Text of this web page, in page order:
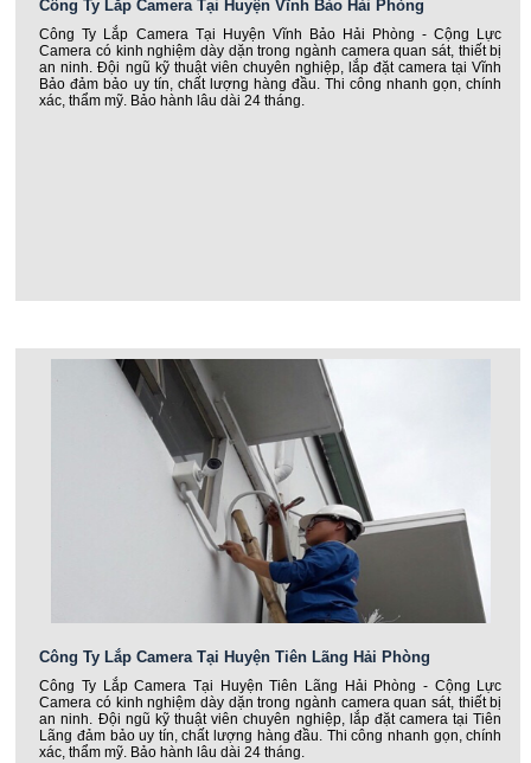
Công Ty Lắp Camera Tại Huyện Vĩnh Bảo Hải Phòng
Công Ty Lắp Camera Tại Huyện Vĩnh Bảo Hải Phòng - Cộng Lực
Camera có kinh nghiệm dày dặn trong ngành camera quan sát, thiết bị
an ninh. Đội ngũ kỹ thuật viên chuyên nghiệp, lắp đặt camera tại Vĩnh
Bảo đảm bảo uy tín, chất lượng hàng đầu. Thi công nhanh gọn, chính
xác, thẩm mỹ. Bảo hành lâu dài 24 tháng.
Công Ty Lắp Camera Tại Huyện Tiên Lãng Hải Phòng
Công Ty Lắp Camera Tại Huyện Tiên Lãng Hải Phòng - Cộng Lực
Camera có kinh nghiệm dày dặn trong ngành camera quan sát, thiết bị
an ninh. Đội ngũ kỹ thuật viên chuyên nghiệp, lắp đặt camera tại Tiên
Lãng đảm bảo uy tín, chất lượng hàng đầu. Thi công nhanh gọn, chính
xác, thẩm mỹ. Bảo hành lâu dài 24 tháng.